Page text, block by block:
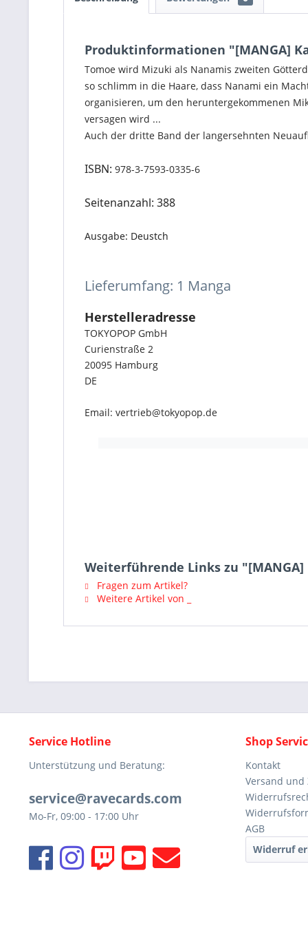
Produktinformationen "[MANGA]
Tomoe wird Mizuki als Nanamis zweiten
so schlimm in die Haare, dass Nanami ein
organisieren, um den heruntergekommenen
versagen wird ...
Auch der dritte Band der langersehnten
ISBN: 978-3-7593-0335-6
Seitenanzahl: 388
Ausgabe: Deustch
Lieferumfang: 1 Manga
Herstelleradresse
TOKYOPOP GmbH
Curienstraße 2
20095 Hamburg
DE
Email: vertrieb@tokyopop.de
Weiterführende Links zu "[MANGA]
Fragen zum Artikel?
Weitere Artikel von _
Service Hotline
Unterstützung und Beratung:
service@ravecards.com
Mo-Fr, 09:00 - 17:00 Uhr
Shop
Kontakt
Versand
AGB
Widerruf